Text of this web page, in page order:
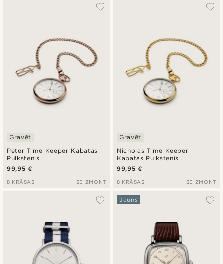
Peter Time Keeper Kabatas
Pulkstenis
Gravēt
99,95 €
8 KRĀSAS SEIZMONT
Nicholas Time Keeper
Kabatas Pulkstenis
Gravēt
99,95 €
8 KRĀSAS SEIZMONT
Jauns